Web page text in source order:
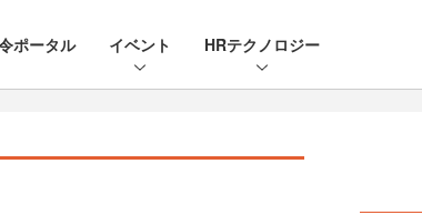
ポータル イベント HRテクノロジー